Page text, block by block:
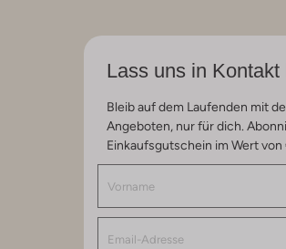
Lass uns in Kontakt
Bleib auf dem Laufenden mit
Angeboten, nur für dich.
Einkaufsgutschein im Wert von